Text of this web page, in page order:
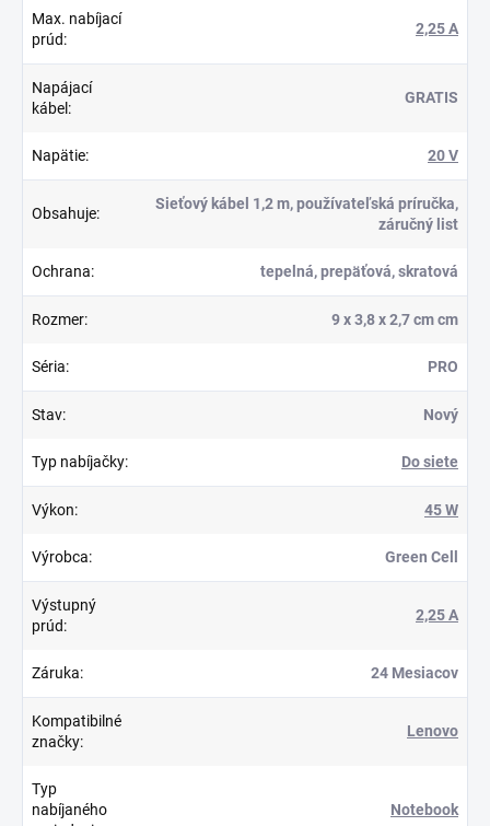
Max. nabíjací
prúd:
2,25 A
Napájací
kábel :
GRATIS
Napätie: 20 V
Obsahuje:
Sieťový kábel 1,2 m, používateľská príručka,
záručný list
Ochrana: tepelná, prepäťová, skratová
Rozmer: 9 x 3,8 x 2,7 cm cm
Séria: PRO
Stav: Nový
Typ nabíjačky: Do siete
Výkon: 45 W
Výrobca: Green Cell
Výstupný
prúd:
2,25 A
Záruka: 24 Mesiacov
Kompatibilné
značky:
Lenovo
Typ
nabíjaného
Notebook